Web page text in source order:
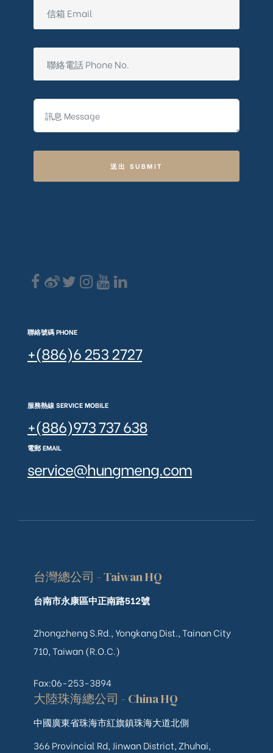
送出 SUBMIT
聯絡號碼 PHONE
+(886)6 253 2727
服務熱線 SERVICE MOBILE
+(886)973 737 638
電郵 EMAIL
service@hungmeng.com
台灣總公司 - Taiwan HQ
台南市永康區中正南路512號
Zhongzheng S.Rd., Yongkang Dist., Tainan City
710, Taiwan (R.O.C.)
Fax:06-253-3894
大陸珠海總公司 - China HQ
中國廣東省珠海市紅旗鎮珠海大道北側
366 Provincial Rd, Jinwan District, Zhuhai,